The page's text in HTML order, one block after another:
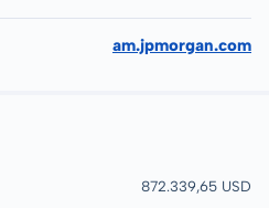
am.jpmorgan.com
872.339,65 USD